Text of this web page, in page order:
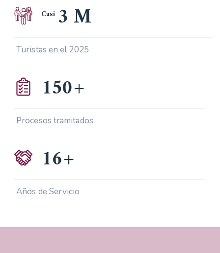
Casi 3M
Turistas en el 2025
150+
Procesos tramitados
16+
Años de Servicio